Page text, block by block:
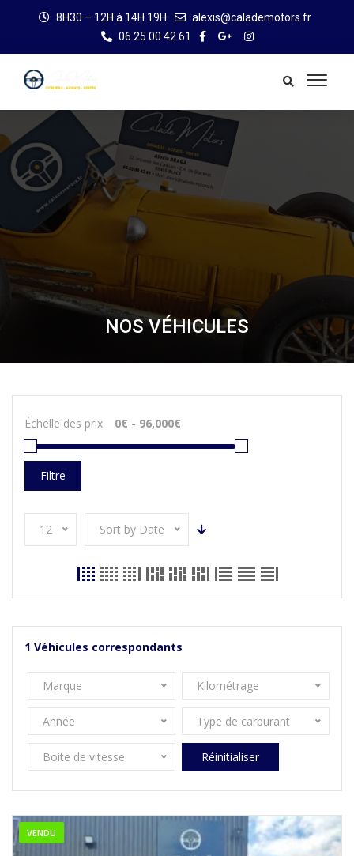
8H30 – 12H à 14H 19H
alexis@calademotors.fr
06 25 00 42 61
NOS VÉHICULES
Échelle des prix
Filtre
12 Sort by Date
1 Véhicules correspondants
Marque Kilométrage
Année Type de carburant
Boite de vitesse Réinitialiser
VENDU